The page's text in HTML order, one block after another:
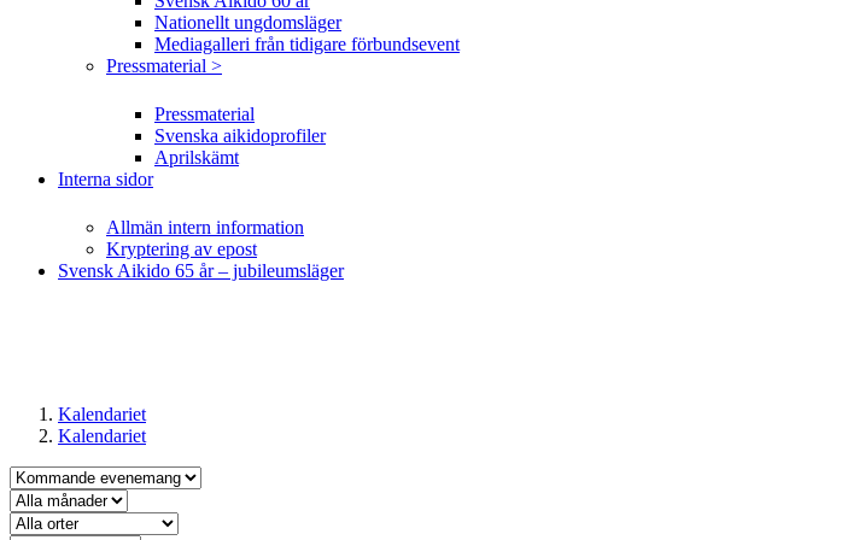
Nationellt ungdomsläger
Mediagalleri från tidigare förbundsevent
Pressmaterial >
Pressmaterial
Svenska aikidoprofiler
Aprilskämt
Interna sidor
Allmän intern information
Kryptering av epost
Svensk Aikido 65 år – jubileumsläger
Kalendariet
Kalendariet